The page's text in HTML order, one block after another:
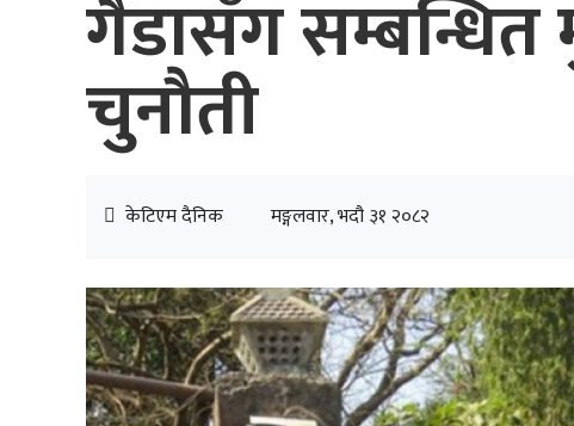
गैँडासँग सम्बन्धित
चुनौती
केटिएम दैनिक मङ्गलवार, भदौ ३१ २०८२